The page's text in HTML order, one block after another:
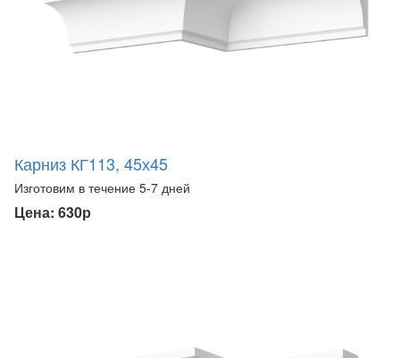
Карниз КГ113, 45х45
Изготовим в течение 5-7 дней
Цена: 630р